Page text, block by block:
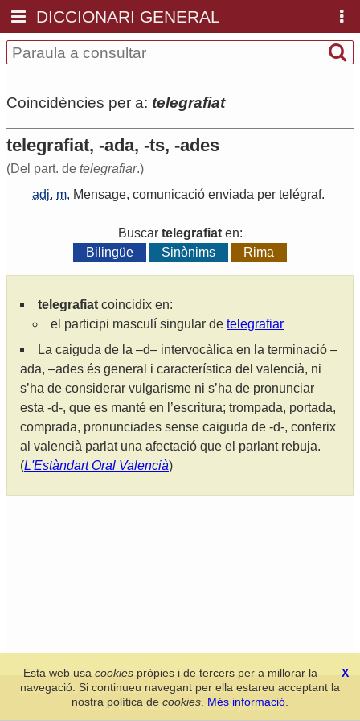
DICCIONARI GENERAL
Coincidències per a: telegrafiat
telegrafiat, -ada, -ts, -ades
(Del part. de telegrafiar.)
adj. m. Mensage, comunicació enviada per telégraf.
Buscar telegrafiaten:
Bilingüe
Sinònims Rima
telegrafiat coincidix en:
el participi masculí singular de telegrafiar
La caiguda de la –d– intervocàlica en la terminació –
ada, –ades és general i característica del valencià, ni
s’ha de considerar vulgarisme ni s’ha de pronunciar
esta -d-, que es manté en l’escritura; trompada, portada,
comprada, pronunciades sense caiguda de -d-, conferix
al valencià parlat una afectació que el parlant rebuja.
(L'Estàndart Oral Valencià)
Secció de Llengua i Lliteratura Valencianes-Real Acadèmia de
Cultura Valenciana-Política de privacitat
X
Esta web usacookies pròpies i de tercers per a millorar la
navegació. Si continueu navegant per ella estareu acceptant la
nostra política de cookies Més informació